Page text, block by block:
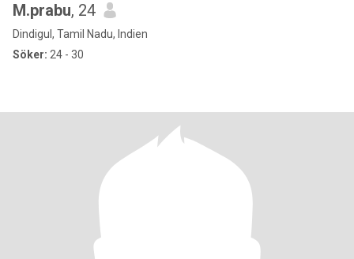
M.prabu, 24
Dindigul, Tamil Nadu, Indien
Söker: 24 - 30